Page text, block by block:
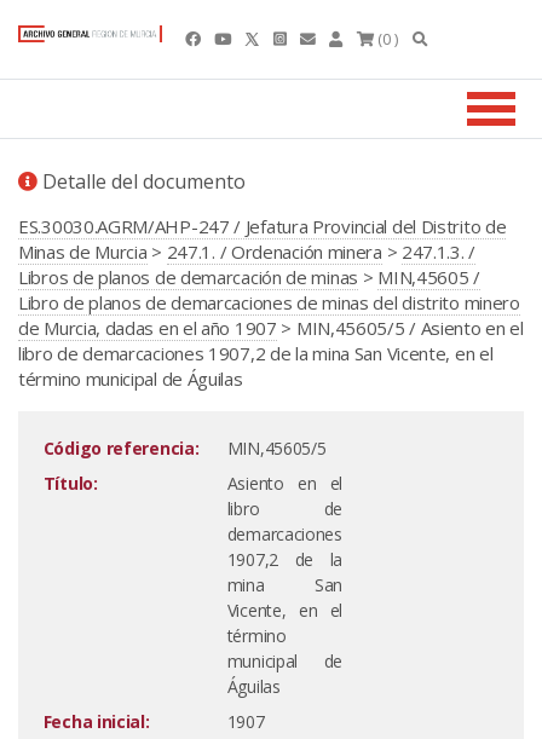
(0 )
Detalle del documento
ES.30030.AGRM/AHP-247 / Jefatura Provincial del Distrito de
Minas de Murcia > 247.1. / Ordenación minera > 247.1.3. /
Libros de planos de demarcación de minas > MIN,45605 /
Libro de planos de demarcaciones de minas del distrito minero
de Murcia, dadas en el año 1907 > MIN,45605/5 / Asiento en el
libro de demarcaciones 1907,2 de la mina San Vicente, en el
término municipal de Águilas
Código referencia:
MIN,45605/5
Título:
Asiento en el
libro de
demarcaciones
1907,2 de la
mina San
Vicente, en el
término
municipal de
Águilas
Fecha inicial:
1907